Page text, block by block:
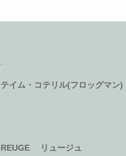
テイム・コテリル(フロッグマン)
REUGE リュージュ